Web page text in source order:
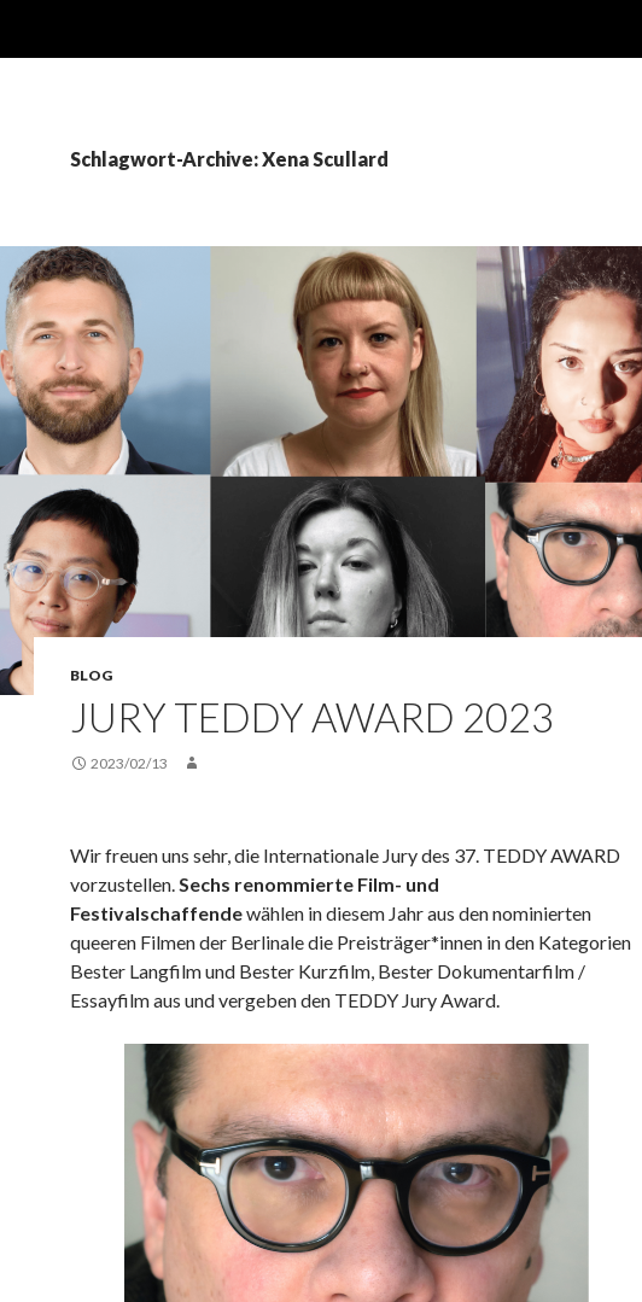
Schlagwort-Archive: Xena Scullard
BLOG
JURY TEDDY AWARD 2023
2023/02/13
Wir freuen uns sehr, die Internationale Jury des 37. TEDDY AWARD
vorzustellen.Sechs renommierte Film- und
Festivalschaffendewählen in diesem Jahr aus den nominierten
queeren Filmen der Berlinale die Preisträger*innen in den Kategorien
Bester Langfilm und Bester Kurzfilm, Bester Dokumentarfilm /
Essayfilm aus und vergeben den TEDDY Jury Award.